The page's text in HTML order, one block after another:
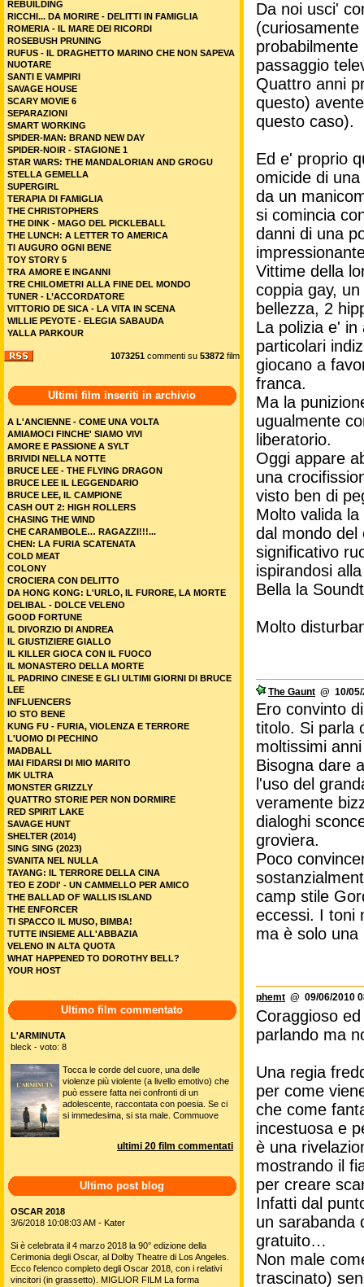
Da noi usci'
passaggio
Quattro anni
questo)
questo caso).
Ed e' proprio
omicide di
da un
si comincia
danni di una
Vittime della
coppia gay,
bellezza, 2
La polizia e'
particolari
giocano a
franca.
Ma la
ugualmente
liberatorio.
Oggi appare
una
visto ben di
Molto valida
dal mondo del
significativo
ispirandosi
Bella la
Molto
The Gaunt @ 10/
Ero convinto
titolo. Si parla
moltissimi
Bisogna dare
l'uso del
veramente
dialoghi
groviera.
Poco
camp stile
eccessi. I toni
ma è solo
phemt @ 09/06/2010
Coraggioso
parlando ma
Una regia
per come
che come
incestuosa e
è una
mostrando il
per creare
Infatti dal
un sarabanda
gratuito…
Non male
trascinato)
REBUILDING
RICCHI... DA MORIRE - DELITTI IN FAMIGLIA
ROMERIA - IL MARE DEI RICORDI
ROSEBUSH PRUNING
RUFUS - IL DRAGHETTO MARINO CHE NON SAPEVA
NUOTARE
SANTI E VAMPIRI
SAVAGE HOUSE
SCARY MOVIE 6
SEPARAZIONI
SMART WORKING
SPIDER-MAN: BRAND NEW DAY
SPIDER-NOIR - STAGIONE 1
STAR WARS: THE MANDALORIAN AND GROGU
STELLA GEMELLA
SUPERGIRL
TERAPIA DI FAMIGLIA
THE CHRISTOPHERS
THE DINK - MAGO DEL PICKLEBALL
THE LUNCH: A LETTER TO AMERICA
TI AUGURO OGNI BENE
TOY STORY 5
TRA AMORE E INGANNI
TRE CHILOMETRI ALLA FINE DEL MONDO
TUNER - L’ACCORDATORE
VITTORIO DE SICA - LA VITA IN SCENA
WILLIE PEYOTE - ELEGIA SABAUDA
YALLA PARKOUR
1073251 commenti su 53872 film
Ultimi film inseriti in archivio
A L'ANCIENNE - COME UNA VOLTA
AMIAMOCI FINCHE' SIAMO VIVI
AMORE E PASSIONE A SYLT
BRIVIDI NELLA NOTTE
BRUCE LEE - THE FLYING DRAGON
BRUCE LEE IL LEGGENDARIO
BRUCE LEE, IL CAMPIONE
CASH OUT 2: HIGH ROLLERS
CHASING THE WIND
CHE CARAMBOLE… RAGAZZI!!!...
CHEN: LA FURIA SCATENATA
COLD MEAT
COLONY
CROCIERA CON DELITTO
DA HONG KONG: L'URLO, IL FURORE, LA MORTE
DELIBAL - DOLCE VELENO
GOOD FORTUNE
IL DIVORZIO DI ANDREA
IL GIUSTIZIERE GIALLO
IL KILLER GIOCA CON IL FUOCO
IL MONASTERO DELLA MORTE
IL PADRINO CINESE E GLI ULTIMI GIORNI DI BRUCE
LEE
INFLUENCERS
IO STO BENE
KUNG FU - FURIA, VIOLENZA E TERRORE
L'UOMO DI PECHINO
MADBALL
MAI FIDARSI DI MIO MARITO
MK ULTRA
MONSTER GRIZZLY
QUATTRO STORIE PER NON DORMIRE
RED SPIRIT LAKE
SAVAGE HUNT
SHELTER (2014)
SING SING (2023)
SVANITA NEL NULLA
TAYANG: IL TERRORE DELLA CINA
TEO E ZODI' - UN CAMMELLO PER AMICO
THE BALLAD OF WALLIS ISLAND
THE ENFORCER
TI SPACCO IL MUSO, BIMBA!
TUTTE INSIEME ALL'ABBAZIA
VELENO IN ALTA QUOTA
WHAT HAPPENED TO DOROTHY BELL?
YOUR HOST
Ultimo film commentato
L'ARMINUTA
bleck - voto: 8
Tocca le corde del cuore, una delle
violenze più violente (a livello emotivo) che
può essere fatta nei confronti di un
adolescente, raccontata con poesia. Se ci
si immedesima, si sta male. Commuove
ultimi 20 film commentati
Ultimo post blog
OSCAR 2018
3/6/2018 10:08:03 AM - Kater
Si è celebrata il 4 marzo 2018 la 90° edizione della
Cerimonia degli Oscar, al Dolby Theatre di Los Angeles.
Ecco l'elenco completo degli Oscar 2018, con i relativi
vincitori (in grassetto). MIGLIOR FILM La forma